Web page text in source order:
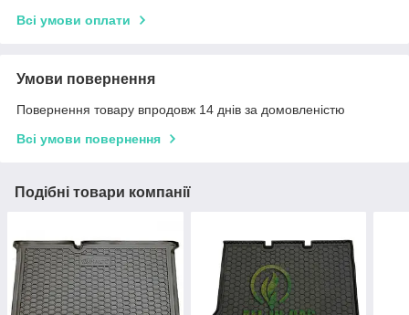
Всі умови оплати
Умови повернення
Повернення товару впродовж 14 днів за домовленістю
Всі умови повернення
Подібні товари компанії